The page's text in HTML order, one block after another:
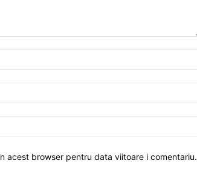
acest browser pentru data viitoare i comentariu.